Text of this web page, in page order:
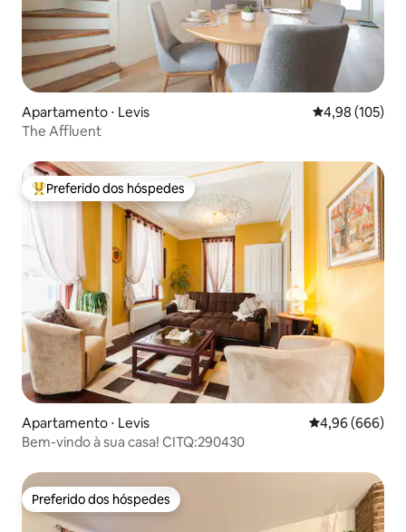
Apartamento ⋅ Levis 4,98 de uma
4,98 (105)
The Affluent
Entre os melhores preferidos dos hóspedes
Preferido dos hóspedes
Apartamento ⋅ Levis 4,96 de uma
4,96 (666)
Bem-vindo à sua casa! CITQ:290430
Preferido dos hóspedes
Preferido dos hóspedes